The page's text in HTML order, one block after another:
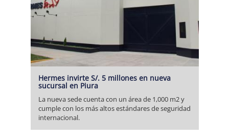
Hermes invirte S/. 5 millones en nueva
sucursal en Piura
La nueva sede cuenta con un área de 1,000 m2 y
cumple con los más altos estándares de seguridad
internacional.